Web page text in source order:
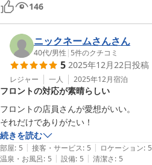
146
ニックネームさんさん
40代/男性 | 5件のクチコミ
5 2025年12月22日投稿
レジャー 一人 2025年12月宿泊
フロントの対応が素晴らしい
フロントの店員さんが愛想がいい。
それだけでありがたい！
続きを読む
部屋: 5 | 接客・サービス: 5 | ロケーション: 5
温泉・お風呂: 5 | 設備: 5 | 清潔さ: 5